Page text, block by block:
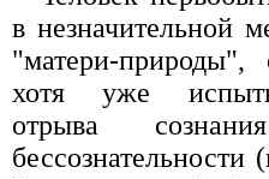
в незначительной
"матери-
хотя уже
отрыва